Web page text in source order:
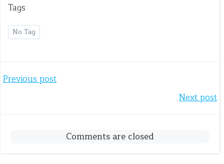
Tags
No Tag
Post
Previous post
navigation
Next post
Comments are closed